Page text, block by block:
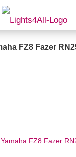
FZ8 Fazer